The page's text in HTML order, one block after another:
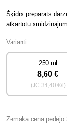
Šķidrs preparāts
atkārtotu
Varianti
250 ml
8,60 €
(JC 34,40 €/l)
Zemākā cena pēdējo